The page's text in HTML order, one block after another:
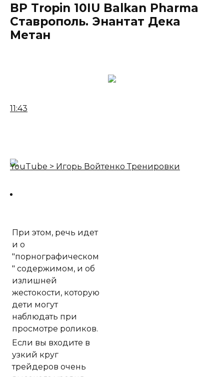
BP Tropin 10IU Balkan Pharma
Ставрополь. Энантат Дека
Метан
11:43
YouTube > Игорь Войтенко Тренировки
При этом, речь идет
и о
"порнографическом
" содержимом, и об
излишней
жестокости, которую
дети могут
наблюдать при
просмотре роликов.
Если вы входите в
узкий круг
трейдеров очень